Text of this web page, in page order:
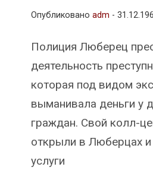
Опубликовано adm -
Полиция Люберец
деятельность
которая под видом
выманивала деньги у
граждан. Свой колл-
открыли в Люберцах
услуги